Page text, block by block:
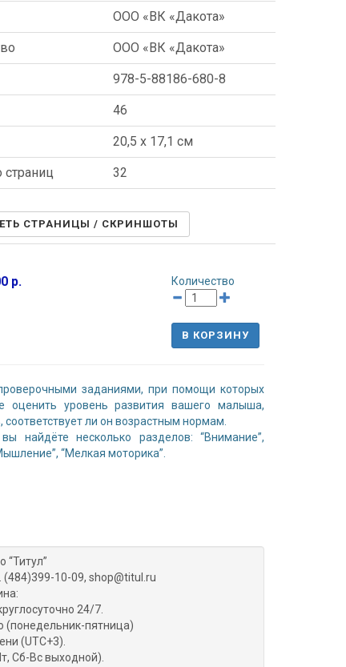
ООО «ВК «Дакота»
ООО «ВК «Дакота»
978-5-88186-680-8
46
20,5 x 17,1 см
страниц 32
СТРАНИЦЫ / СКРИНШОТЫ
р. Количество
В КОРЗИНУ
заданиями, при помощи которых
оценить уровень развития вашего малыша,
соответствует ли он возрастным нормам.
найдёте несколько разделов: “Внимание”,
“Мелкая моторика”.
“Титул”
(484)399-10-09, shop@titul.ru
24/7.
(понедельник-пятница)
(UTC+3).
Сб-Вс выходной).